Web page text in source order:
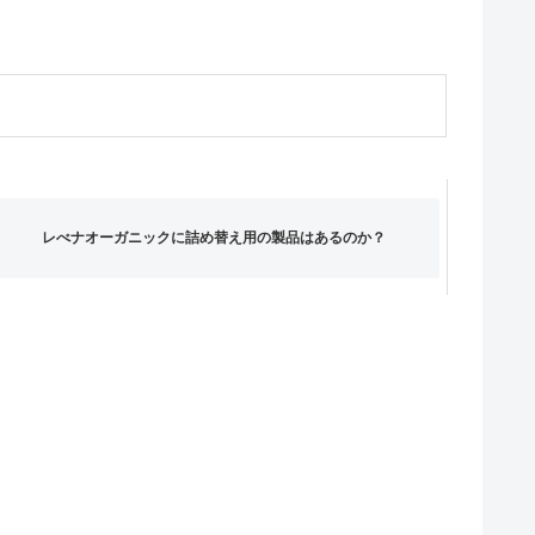
レべナオーガニックに詰め替え用の製品はあるのか？